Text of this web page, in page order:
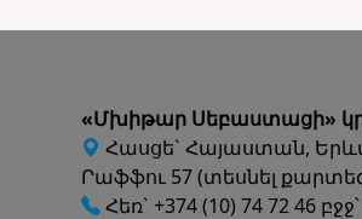
«Մխիթար Սեբաստացի»
Հասցե` Հայաստան,
Րաֆֆու 57 (տեսնել
Հեռ` +374 (10) 74 72 46